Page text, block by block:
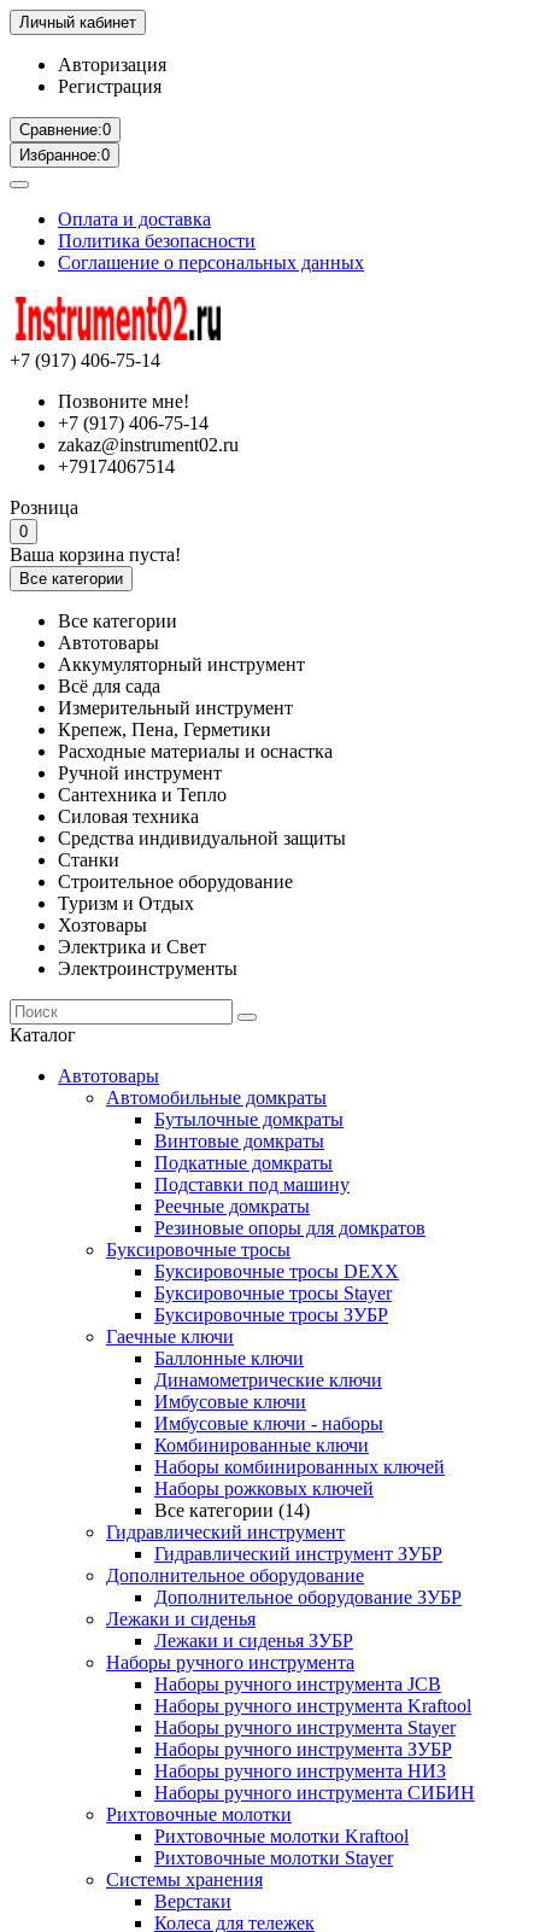
Личный кабинет
Авторизация
Регистрация
Сравнение:0
Избранное:0
Оплата и доставка
Политика безопасности
Соглашение о персональных данных
+7 (917) 406-75-14
Позвоните мне!
+7 (917) 406-75-14
zakaz@instrument02.ru
+79174067514
Розница
0
Ваша корзина пуста!
Все категории
Все категории
Автотовары
Аккумуляторный инструмент
Всё для сада
Измерительный инструмент
Крепеж, Пена, Герметики
Расходные материалы и оснастка
Ручной инструмент
Сантехника и Тепло
Силовая техника
Средства индивидуальной защиты
Станки
Строительное оборудование
Туризм и Отдых
Хозтовары
Электрика и Свет
Электроинструменты
Каталог
Автотовары
Автомобильные домкраты
Бутылочные домкраты
Винтовые домкраты
Подкатные домкраты
Подставки под машину
Реечные домкраты
Резиновые опоры для домкратов
Буксировочные тросы
Буксировочные тросы DEXX
Буксировочные тросы Stayer
Буксировочные тросы ЗУБР
Гаечные ключи
Баллонные ключи
Динамометрические ключи
Имбусовые ключи
Имбусовые ключи - наборы
Комбинированные ключи
Наборы комбинированных ключей
Наборы рожковых ключей
Все категории (14)
Гидравлический инструмент
Гидравлический инструмент ЗУБР
Дополнительное оборудование
Дополнительное оборудование ЗУБР
Лежаки и сиденья
Лежаки и сиденья ЗУБР
Наборы ручного инструмента
Наборы ручного инструмента JCB
Наборы ручного инструмента Kraftool
Наборы ручного инструмента Stayer
Наборы ручного инструмента ЗУБР
Наборы ручного инструмента НИЗ
Наборы ручного инструмента СИБИН
Рихтовочные молотки
Рихтовочные молотки Kraftool
Рихтовочные молотки Stayer
Системы хранения
Верстаки
Колеса для тележек